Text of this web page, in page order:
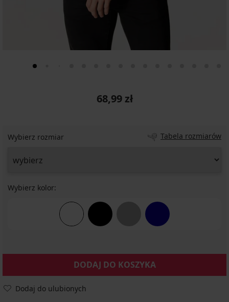
68,99 zł
Wybierz rozmiar Tabela rozmiarów
Wybierz kolor:
DODAJ DO KOSZYKA
Dodaj do ulubionych